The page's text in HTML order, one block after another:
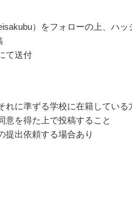
）をフォローの上、ハッ
て送付
れに準ずる学校に在籍している
を得た上で投稿すること
提出依頼する場合あり